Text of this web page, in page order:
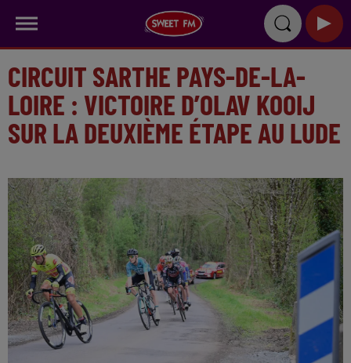
CIRCUIT SARTHE PAYS-DE-LA-
LOIRE : VICTOIRE D’OLAV KOOIJ
SUR LA DEUXIÈME ÉTAPE AU LUDE